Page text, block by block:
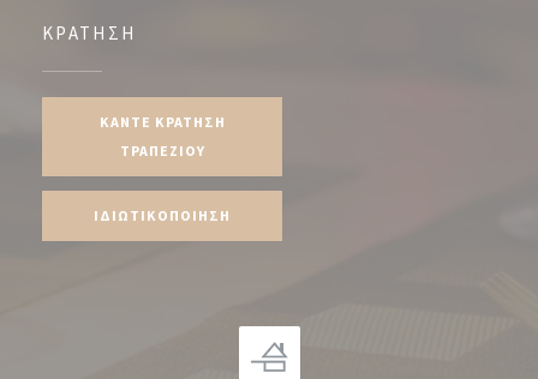
ΚΡΆΤΗΣΗ
ΚΆΝΤΕ ΚΡΆΤΗΣΗ
ΤΡΑΠΕΖΙΟΎ
ΙΔΙΩΤΙΚΟΠΟΊΗΣΗ